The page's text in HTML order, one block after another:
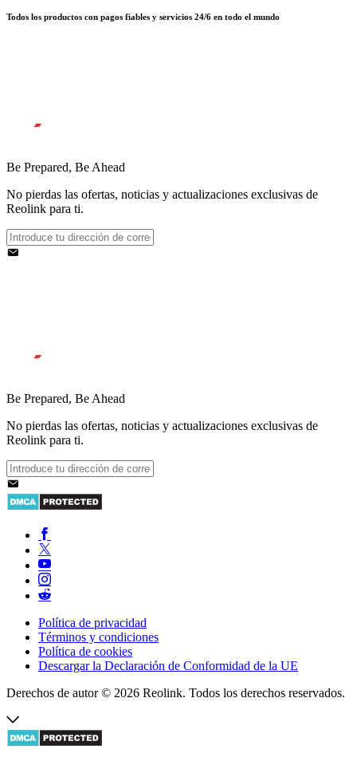
Todos los productos con pagos fiables y servicios 24/6 en todo el mundo
Be Prepared, Be Ahead
No pierdas las ofertas, noticias y actualizaciones exclusivas de
Reolink para ti.
Be Prepared, Be Ahead
No pierdas las ofertas, noticias y actualizaciones exclusivas de
Reolink para ti.
Política de privacidad
Términos y condiciones
Política de cookies
Descargar la Declaración de Conformidad de la UE
Derechos de autor © 2026 Reolink. Todos los derechos reservados.